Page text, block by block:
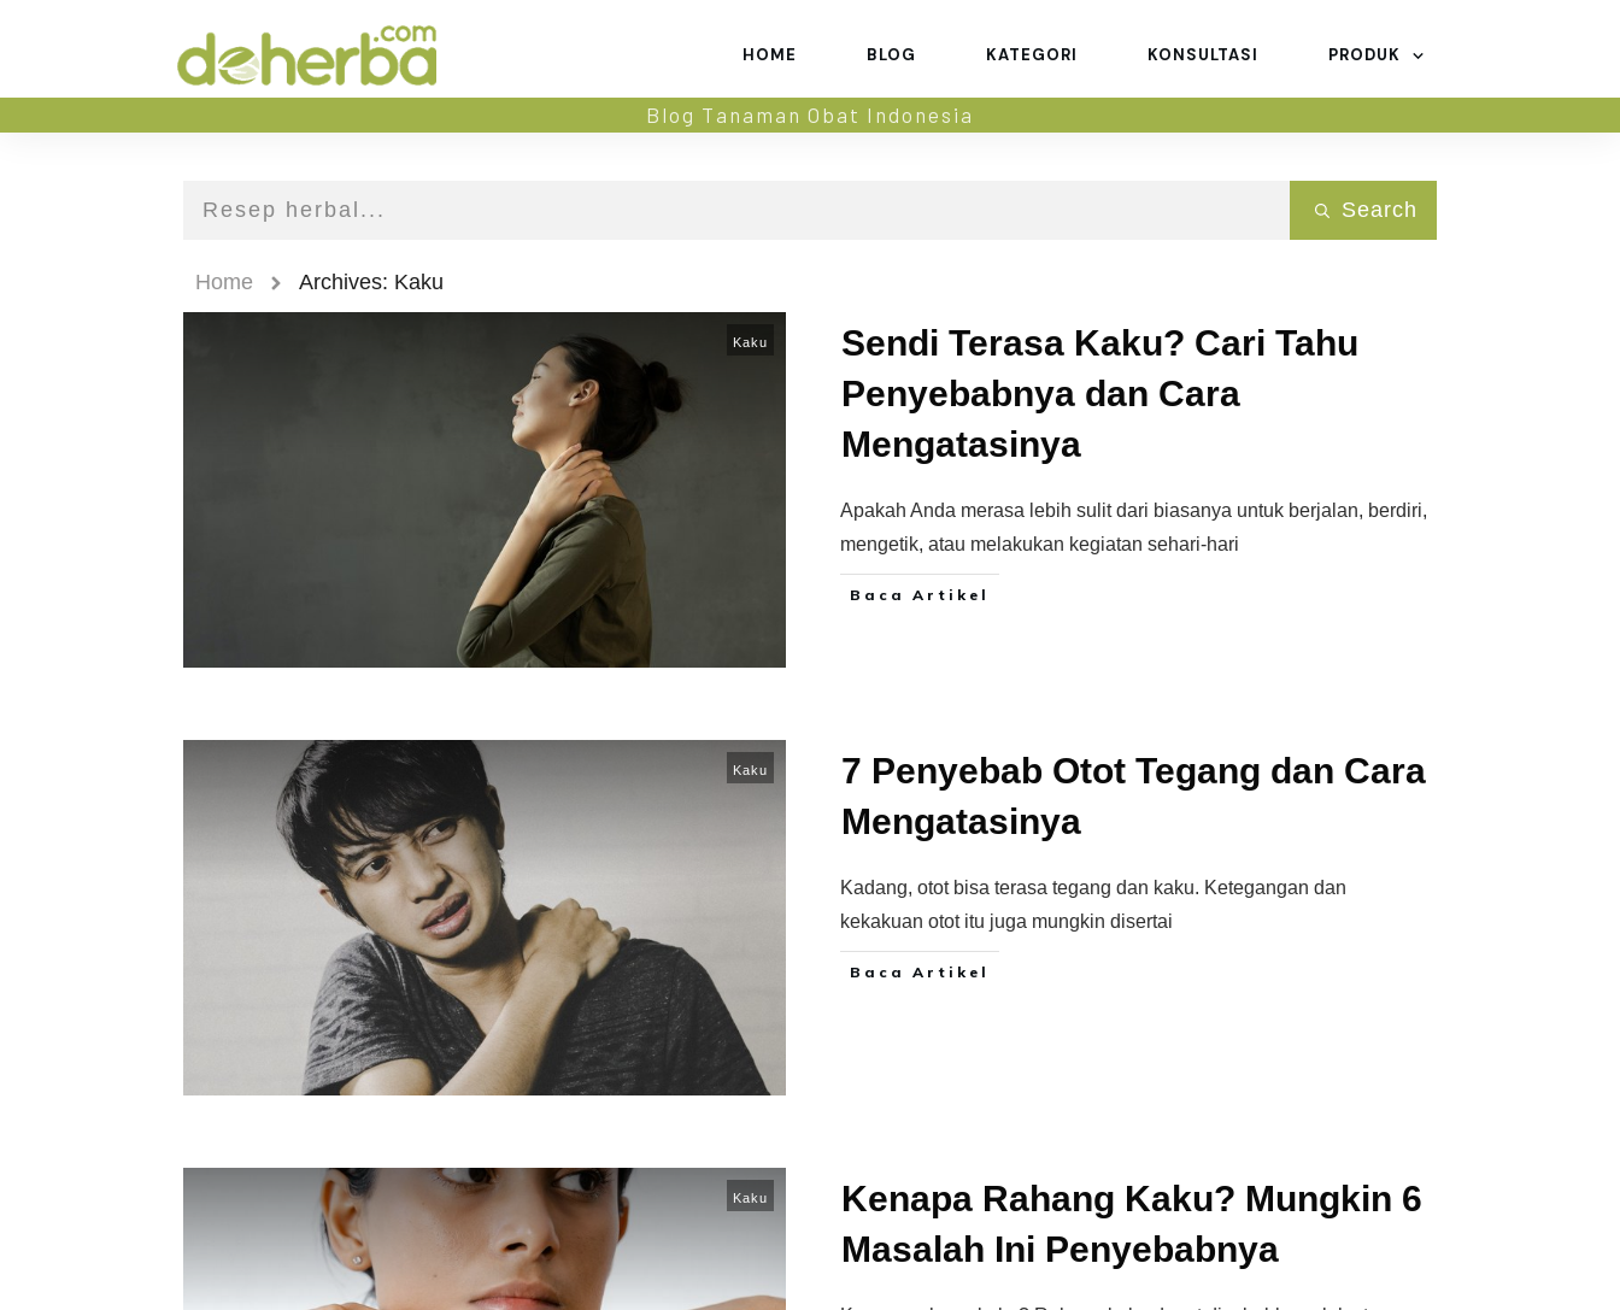
HOME BLOG KATEGORI KONSULTASI PRODUK
Blog Tanaman Obat Indonesia
Search
Home Archives: Kaku
Kaku
Sendi Terasa Kaku? Cari Tahu
Penyebabnya dan Cara
Mengatasinya
Apakah Anda merasa lebih sulit dari biasanya untuk berjalan, berdiri,
mengetik, atau melakukan kegiatan sehari-hari
Baca Artikel
Kaku
7 Penyebab Otot Tegang dan Cara
Mengatasinya
Kadang, otot bisa terasa tegang dan kaku. Ketegangan dan
kekakuan otot itu juga mungkin disertai
Baca Artikel
Kaku
Kenapa Rahang Kaku? Mungkin 6
Masalah Ini Penyebabnya